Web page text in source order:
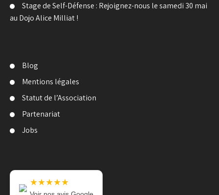
Stage de Self-Défense : Rejoignez-nous le samedi 30 mai
au Dojo Alice Milliat !
Blog
Mentions légales
Statut de l’Association
Partenariat
Jobs
★★★★★